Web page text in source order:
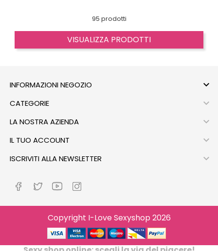
95 prodotti
VISUALIZZA PRODOTTI
INFORMAZIONI NEGOZIO 
CATEGORIE 
LA NOSTRA AZIENDA 
IL TUO ACCOUNT 
ISCRIVITI ALLA NEWSLETTER 
Copyright I-Love Sexyshop 2026